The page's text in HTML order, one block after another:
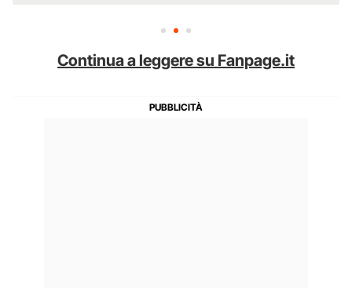
Continua a leggere su Fanpage.it